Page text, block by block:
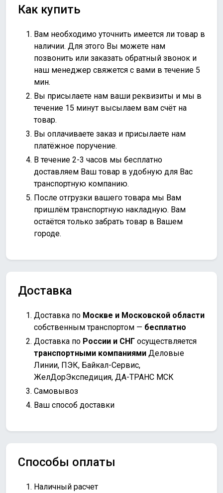
Как купить
Вам необходимо уточнить имеется ли товар в
наличии. Для этого Вы можете нам
позвонить или заказать обратный звонок и
наш менеджер свяжется с вами в течение 5
мин.
Вы присылаете нам ваши реквизиты и мы в
течение 15 минут высылаем вам счёт на
товар.
Вы оплачиваете заказ и присылаете нам
платёжное поручение.
В течение 2-3 часов мы бесплатно
доставляем Ваш товар в удобную для Вас
транспортную компанию.
После отгрузки вашего товара мы Вам
пришлём транспортную накладную. Вам
остаётся только забрать товар в Вашем
городе.
Доставка
Доставка по Москве и Московской области
собственным транспортом — бесплатно
Доставка по России и СНГ осуществляется
транспортными компаниями Деловые
Линии, ПЭК, Байкал-Сервис,
ЖелДорЭкспедиция, ДА-ТРАНС МСК
Самовывоз
Ваш способ доставки
Способы оплаты
Наличный расчет